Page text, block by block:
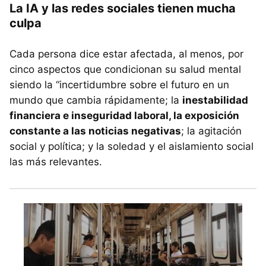
La IA y las redes sociales tienen mucha
culpa
Cada persona dice estar afectada, al menos, por
cinco aspectos que condicionan su salud mental
siendo la “incertidumbre sobre el futuro en un
mundo que cambia rápidamente; la inestabilidad
financiera e inseguridad laboral, la exposición
constante a las noticias negativas; la agitación
social y política; y la soledad y el aislamiento social
las más relevantes.